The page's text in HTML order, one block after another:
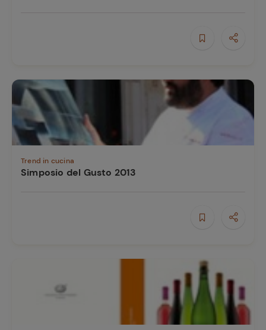
Trend in cucina
Simposio del Gusto 2013